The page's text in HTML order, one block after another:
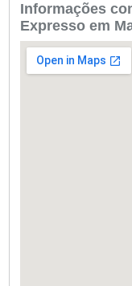
Informações
Expresso em